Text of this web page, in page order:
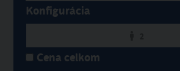
Konfigurácia
Cena celkom